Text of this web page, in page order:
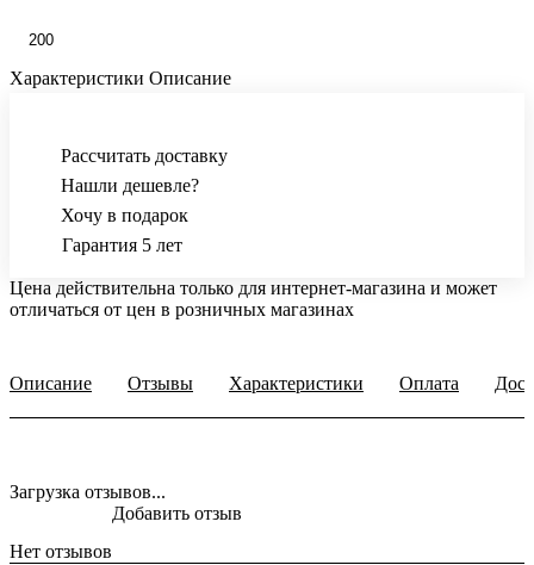
200
Характеристики Описание
Рассчитать доставку
Нашли дешевле?
Хочу в подарок
Гарантия 5 лет
Цена действительна только для интернет-магазина и может
отличаться от цен в розничных магазинах
Описание Отзывы Характеристики Оплата
Загрузка отзывов...
Нет отзывов
Добавить отзыв